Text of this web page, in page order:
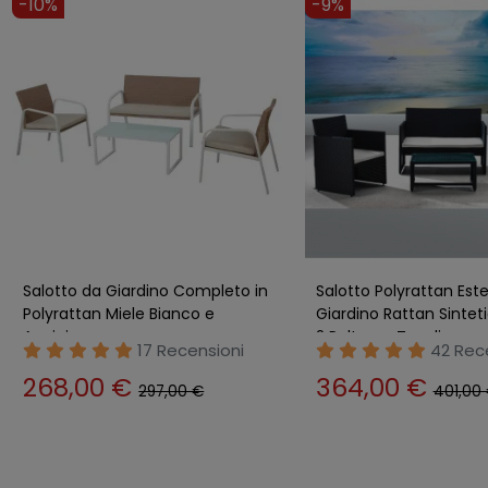
Salotto da Giardino Completo in
Polyrattan Miele Bianco e
Acciaio
17 Recensioni
268,00 €297,00 €
Salotto Polyrattan
Giardino Rattan
2 Poltrone Tavolino
42
364,00 €401,00